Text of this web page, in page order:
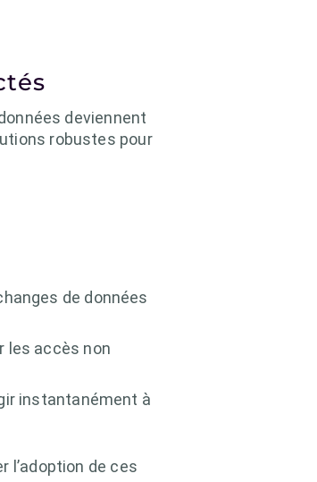
deviennent
robustes pour
de données
les accès non
instantanément à
l’adoption de ces